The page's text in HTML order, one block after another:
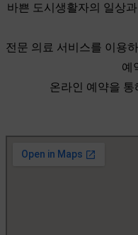
바쁜 도시생활자의 일상
전문 의료 서비스를 이용
예
온라인 예약을